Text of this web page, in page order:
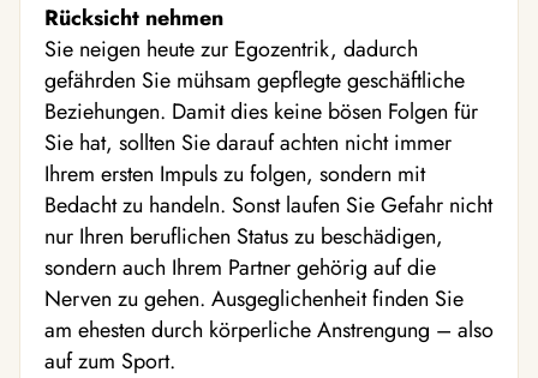
Rücksicht nehmen
Sie neigen heute zur Egozentrik, dadurch
gefährden Sie mühsam gepflegte geschäftliche
Beziehungen. Damit dies keine bösen Folgen für
Sie hat, sollten Sie darauf achten nicht immer
Ihrem ersten Impuls zu folgen, sondern mit
Bedacht zu handeln. Sonst laufen Sie Gefahr nicht
nur Ihren beruflichen Status zu beschädigen,
sondern auch Ihrem Partner gehörig auf die
Nerven zu gehen. Ausgeglichenheit finden Sie
am ehesten durch körperliche Anstrengung – also
auf zum Sport.